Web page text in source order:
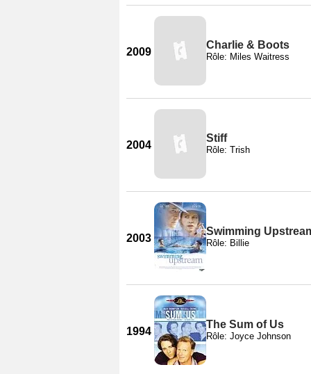
2009
Charlie & Boots
Rôle: Miles Waitress
2004
Stiff
Rôle: Trish
2003
Swimming
Rôle: Billie
1994
The Sum of Us
Rôle: Joyce Johnson